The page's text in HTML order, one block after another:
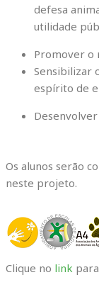
defesa
utilidade
Promover o
Sensibilizar
espírito de
Os alunos serão
neste projeto.
Clique no link